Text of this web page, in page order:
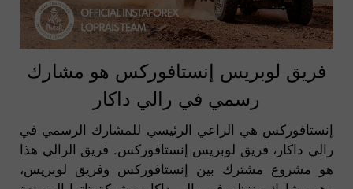
فريق لوبريس إنستافوركس هو مشارك
رسمي في رالي داكار
إنستافوركس هي الراعي الرئيسي للمشارك الرسمي في
رالي داكار، فريق لوبريس إنستافوركس. فريق الرالي هذا
هو مشروع مشترك بين إنستافوركس وفريق لوبريس،